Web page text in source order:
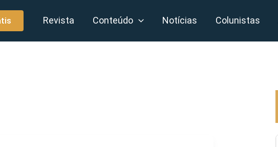
Revista Conteúdo Notícias Colunistas